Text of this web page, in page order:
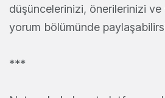
düşüncelerinizi, önerilerinizi
yorum bölümünde
***